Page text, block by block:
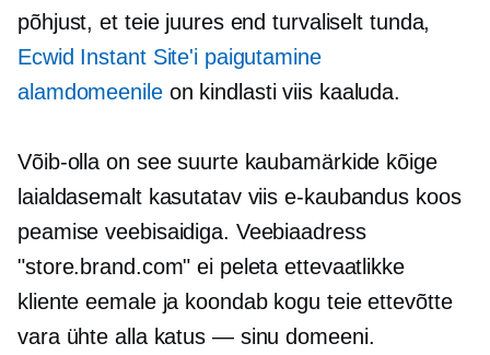
põhjust, et teie juures end turvaliselt tunda,
Ecwid Instant Site'i paigutamine
alamdomeenileon kindlasti viis kaaluda.
Võib-olla on see suurte kaubamärkide kõige
laialdasemalt kasutatav viise-kaubandus koos
peamise veebisaidiga. Veebiaadress
"store.brand.com" ei peleta ettevaatlikke
kliente eemale ja koondab kogu teie ettevõtte
vara ühte alla katus — sinu domeeni.